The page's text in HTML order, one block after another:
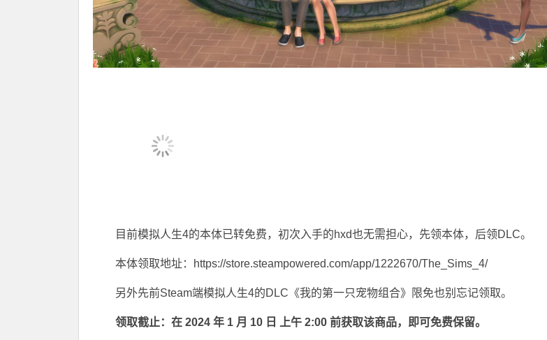
目前模拟人生4的本体已转免费，初次入手的hxd也无需担心，先领本体，后领DLC。
本体领取地址：https://store.steampowered.com/app/1222670/The_Sims_4/
另外先前Steam端模拟人生4的DLC《我的第一只宠物组合》限免也别忘记领取。
领取截止：在 2024 年 1 月 10 日 上午 2:00 前获取该商品，即可免费保留。